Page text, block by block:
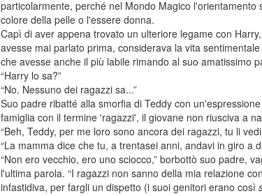
particolarmente, perché nel Mondo Magico
colore della pelle o l'essere donna.
Capì di aver appena trovato un ulteriore legame con
avesse mai parlato prima, considerava la vita
che avesse anche il più labile rimando al suo amatissimo
“Harry lo sa?”
“No. Nessuno dei ragazzi sa...”
Suo padre ribatté alla smorfia di Teddy con
famiglia con il termine 'ragazzi', il giovane non riusciva a
“Beh, Teddy, per me loro sono ancora dei ragazzi, tu li
“La mamma dice che tu, a trentasei anni, andavi in giro a
“Non ero vecchio, ero uno sciocco,” borbottò suo padre,
l'ultima parola. “I ragazzi non sanno della mia relazione
infastidiva, per fargli un dispetto (i suoi genitori erano così